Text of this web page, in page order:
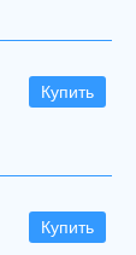
Купить
Купить